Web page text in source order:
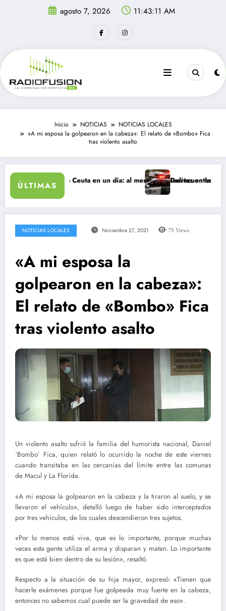
agosto 7, 2026 11:43:11 AM
Inicio NOTICIAS
NOTICIAS LOCALES
«A mi esposa la golpearon en la cabeza»: El relato de «Bombo» Fica
tras violento asalto
ÚLTIMAS
ingresan a Ceuta en un día: al menos 34 muertos en la crisis.
Delincuentes matan a
NOTICIAS LOCALES Noviembre 27, 2021 79 Views
«A mi esposa la
golpearon en la cabeza»:
El relato de «Bombo» Fica
tras violento asalto
Un violento asalto sufrió la familia del humorista nacional, Daniel
‘Bombo’ Fica, quien relató lo ocurrido la noche de este viernes
cuando transitaba en las cercanías del límite entre las comunas
de Macul y La Florida.
«A mi esposa la golpearon en la cabeza y la tiraron al suelo, y se
llevaron el vehículo», detalló luego de haber sido interceptados
por tres vehículos, de los cuales descendieron tres sujetos.
«Por lo menos está viva, que es lo importante, porque muchas
veces esta gente utiliza el arma y disparan y matan. Lo importante
es que está bien dentro de su lesión», resaltó.
Respecto a la situación de su hija mayor, expresó: «Tienen que
hacerle exámenes porque fue golpeada muy fuerte en la cabeza,
entonces no sabemos cual puede ser la gravedad de eso».